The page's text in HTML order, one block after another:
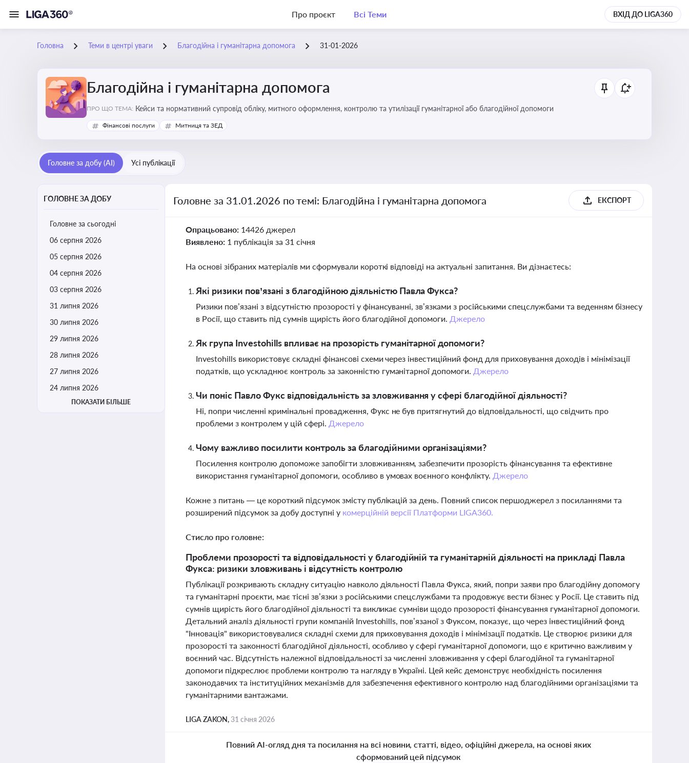
Про проєкт Всі Теми ВХІД ДО LIGA360
Головна Теми в центрі уваги Благодійна і гуманітарна допомога 31-01-2026
Благодійна і гуманітарна допомога
ПРО ЩО ТЕМА: Кейси та нормативний супровід обліку, митного оформлення, контролю та утилізації гуманітарної або благодійної допомоги
Фінансові послуги Митниця та ЗЕД
Головне за добу (AI) Усі публікації
ГОЛОВНЕ ЗА ДОБУ
Головне за сьогодні
06 серпня 2026
05 серпня 2026
04 серпня 2026
03 серпня 2026
31 липня 2026
30 липня 2026
29 липня 2026
28 липня 2026
27 липня 2026
24 липня 2026
ПОКАЗАТИ БІЛЬШЕ
Головне за 31.01.2026 по темі: Благодійна і гуманітарна допомога ЕКСПОРТ
Опрацьовано: 14426 джерел
Виявлено: 1 публікація за 31 січня
На основі зібраних матеріалів ми сформували короткі відповіді на актуальні запитання. Ви дізнаєтесь:
Які ризики пов’язані з благодійною діяльністю Павла Фукса?
Ризики пов’язані з відсутністю прозорості у фінансуванні, зв’язками з російськими спецслужбами та веденням бізнесу
в Росії, що ставить під сумнів щирість його благодійної допомоги. Джерело
Як група Investohills впливає на прозорість гуманітарної допомоги?
Investohills використовує складні фінансові схеми через інвестиційний фонд для приховування доходів і мінімізації
податків, що ускладнює контроль за законністю гуманітарної допомоги. Джерело
Чи поніс Павло Фукс відповідальність за зловживання у сфері благодійної діяльності?
Ні, попри численні кримінальні провадження, Фукс не був притягнутий до відповідальності, що свідчить про
проблеми з контролем у цій сфері. Джерело
Чому важливо посилити контроль за благодійними організаціями?
Посилення контролю допоможе запобігти зловживанням, забезпечити прозорість фінансування та ефективне
використання гуманітарної допомоги, особливо в умовах воєнного конфлікту. Джерело
Кожне з питань — це короткий підсумок змісту публікацій за день. Повний список першоджерел з посиланнями та
розширений підсумок за добу доступні у комерційній версії Платформи LIGA360.
Стисло про головне:
Проблеми прозорості та відповідальності у благодійній та гуманітарній діяльності на прикладі Павла
Фукса: ризики зловживань і відсутність контролю
Публікації розкривають складну ситуацію навколо діяльності Павла Фукса, який, попри заяви про благодійну допомогу
та гуманітарні проєкти, має тісні зв’язки з російськими спецслужбами та продовжує вести бізнес у Росії. Це ставить під
сумнів щирість його благодійної діяльності та викликає сумніви щодо прозорості фінансування гуманітарної допомоги.
Детальний аналіз діяльності групи компаній Investohills, пов’язаної з Фуксом, показує, що через інвестиційний фонд
"Інновація" використовувалися складні схеми для приховування доходів і мінімізації податків. Це створює ризики для
прозорості та законності благодійної діяльності, особливо у сфері гуманітарної допомоги, що є критично важливим у
воєнний час. Відсутність належної відповідальності за численні зловживання у сфері благодійної та гуманітарної
допомоги підкреслює проблеми контролю та нагляду в Україні. Цей кейс демонструє необхідність посилення
законодавчих та інституційних механізмів для забезпечення ефективного контролю над благодійними організаціями та
гуманітарними вантажами.
LIGA ZAKON,31 січня 2026
Повний AI-огляд дня та посилання на всі новини, статті, відео, офіційні джерела, на основі яких
сформований цей підсумок